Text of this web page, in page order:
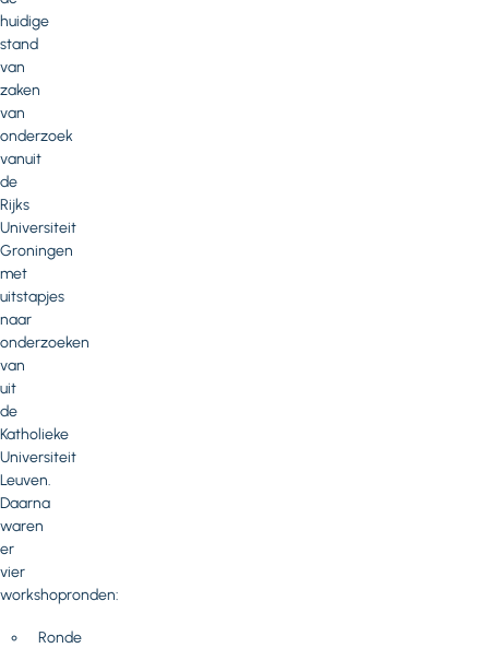
huidige
stand
van
zaken
van
onderzoek
vanuit
de
Rijks
Universiteit
Groningen
met
uitstapjes
naar
onderzoeken
van
uit
de
Katholieke
Universiteit
Leuven.
Daarna
waren
er
vier
workshopronden:
Ronde